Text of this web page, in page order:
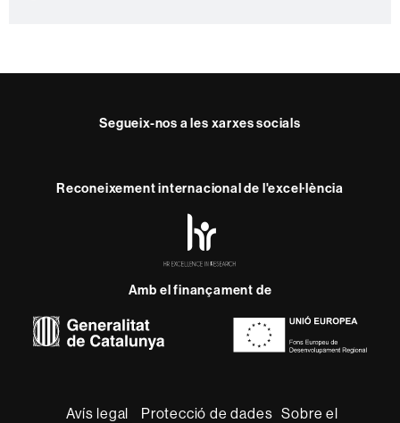
Segueix-nos a les xarxes socials
Reconeixement internacional de l'excel·lència
-
Amb el finançament de
Avís legal Protecció de dades Sobre el